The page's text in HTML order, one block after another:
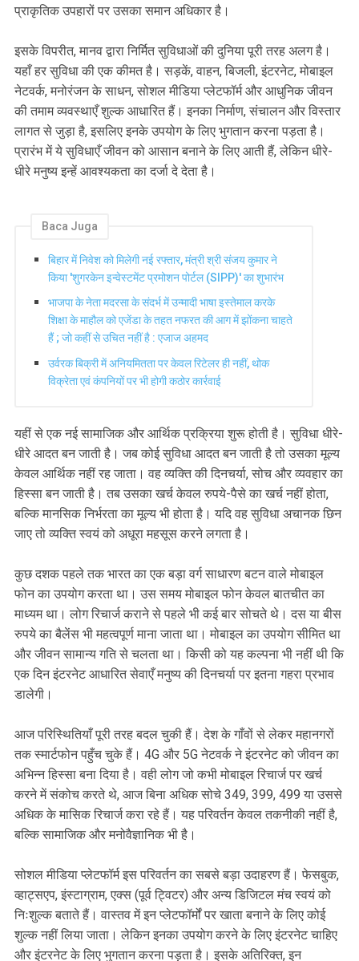
प्राकृतिक उपहारों पर उसका समान अधिकार है।
इसके विपरीत, मानव द्वारा निर्मित सुविधाओं की दुनिया पूरी तरह अलग है।
यहाँ हर सुविधा की एक कीमत है। सड़कें, वाहन, बिजली, इंटरनेट, मोबाइल
नेटवर्क, मनोरंजन के साधन, सोशल मीडिया प्लेटफॉर्म और आधुनिक जीवन
की तमाम व्यवस्थाएँ शुल्क आधारित हैं। इनका निर्माण, संचालन और विस्तार
लागत से जुड़ा है, इसलिए इनके उपयोग के लिए भुगतान करना पड़ता है।
प्रारंभ में ये सुविधाएँ जीवन को आसान बनाने के लिए आती हैं, लेकिन धीरे-
धीरे मनुष्य इन्हें आवश्यकता का दर्जा दे देता है।
Baca Juga
बिहार में निवेश को मिलेगी नई रफ्तार, मंत्री श्री संजय कुमार ने
किया 'शुगरकेन इन्वेस्टमेंट प्रमोशन पोर्टल (SIPP)' का शुभारंभ
भाजपा के नेता मदरसा के संदर्भ में उन्मादी भाषा इस्तेमाल करके
शिक्षा के माहौल को एजेंडा के तहत नफरत की आग में झोंकना चाहते
हैं ; जो कहीं से उचित नहीं है : एजाज अहमद
उर्वरक बिक्री में अनियमितता पर केवल रिटेलर ही नहीं, थोक
विक्रेता एवं कंपनियों पर भी होगी कठोर कार्रवाई
यहीं से एक नई सामाजिक और आर्थिक प्रक्रिया शुरू होती है। सुविधा धीरे-
धीरे आदत बन जाती है। जब कोई सुविधा आदत बन जाती है तो उसका मूल्य
केवल आर्थिक नहीं रह जाता। वह व्यक्ति की दिनचर्या, सोच और व्यवहार का
हिस्सा बन जाती है। तब उसका खर्च केवल रुपये-पैसे का खर्च नहीं होता,
बल्कि मानसिक निर्भरता का मूल्य भी होता है। यदि वह सुविधा अचानक छिन
जाए तो व्यक्ति स्वयं को अधूरा महसूस करने लगता है।
कुछ दशक पहले तक भारत का एक बड़ा वर्ग साधारण बटन वाले मोबाइल
फोन का उपयोग करता था। उस समय मोबाइल फोन केवल बातचीत का
माध्यम था। लोग रिचार्ज कराने से पहले भी कई बार सोचते थे। दस या बीस
रुपये का बैलेंस भी महत्वपूर्ण माना जाता था। मोबाइल का उपयोग सीमित था
और जीवन सामान्य गति से चलता था। किसी को यह कल्पना भी नहीं थी कि
एक दिन इंटरनेट आधारित सेवाएँ मनुष्य की दिनचर्या पर इतना गहरा प्रभाव
डालेगी।
आज परिस्थितियाँ पूरी तरह बदल चुकी हैं। देश के गाँवों से लेकर महानगरों
तक स्मार्टफोन पहुँच चुके हैं। 4G और 5G नेटवर्क ने इंटरनेट को जीवन का
अभिन्न हिस्सा बना दिया है। वही लोग जो कभी मोबाइल रिचार्ज पर खर्च
करने में संकोच करते थे, आज बिना अधिक सोचे 349, 399, 499 या उससे
अधिक के मासिक रिचार्ज करा रहे हैं। यह परिवर्तन केवल तकनीकी नहीं है,
बल्कि सामाजिक और मनोवैज्ञानिक भी है।
सोशल मीडिया प्लेटफॉर्म इस परिवर्तन का सबसे बड़ा उदाहरण हैं। फेसबुक,
व्हाट्सएप, इंस्टाग्राम, एक्स (पूर्व ट्विटर) और अन्य डिजिटल मंच स्वयं को
निःशुल्क बताते हैं। वास्तव में इन प्लेटफॉर्मों पर खाता बनाने के लिए कोई
शुल्क नहीं लिया जाता। लेकिन इनका उपयोग करने के लिए इंटरनेट चाहिए
और इंटरनेट के लिए भुगतान करना पड़ता है। इसके अतिरिक्त, इन